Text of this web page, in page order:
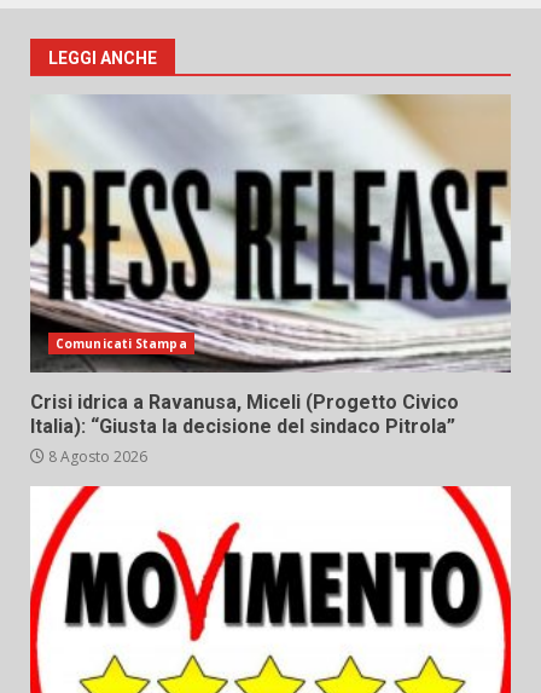
LEGGI ANCHE
Comunicati Stampa
Crisi idrica a Ravanusa, Miceli (Progetto Civico
Italia): “Giusta la decisione del sindaco Pitrola”
8 Agosto 2026